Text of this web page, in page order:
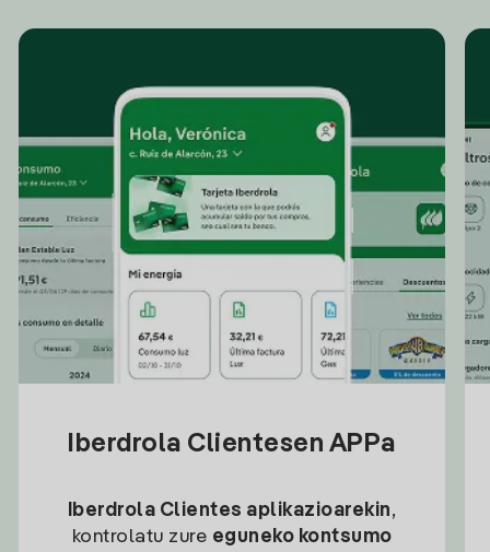
Iberdrola Clientesen APPa
Iberdrola Clientes aplikazioarekin,
kontrolatu zure eguneko kontsumo